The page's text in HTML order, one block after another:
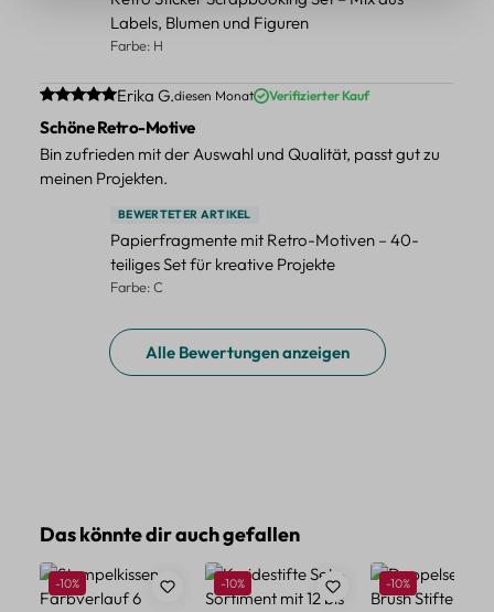
Labels, Blumen und Figuren
Farbe: H
Durchschnittliche Bewertung von 5 von 5 Sternen
Erika G.diesen Monat Verifizierter Kauf
Schöne Retro-Motive
Bin zufrieden mit der Auswahl und Qualität, passt gut zu
meinen Projekten.
BEWERTETER ARTIKEL
Papierfragmente mit Retro-Motiven – 40-
teiliges Set für kreative Projekte
Farbe: C
Alle Bewertungen anzeigen
Produktgalerie überspringen
Das könnte dir auch gefallen
Rabatt
-10% Rabatt
-10% Rabatt
-10%